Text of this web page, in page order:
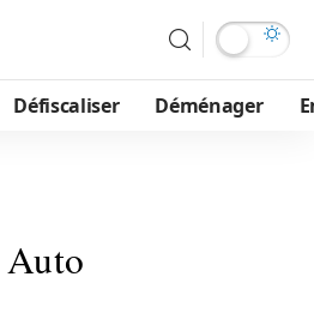
Défiscaliser Déménager
Auto